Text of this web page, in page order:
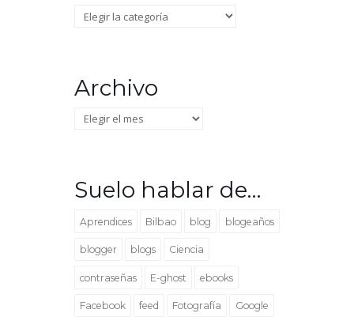
Categorías
Archivo
Archivo
Suelo hablar de…
Aprendices Bilbao blog blogeaños
blogger blogs Ciencia
contraseñas E-ghost ebooks
Facebook feed Fotografía Google